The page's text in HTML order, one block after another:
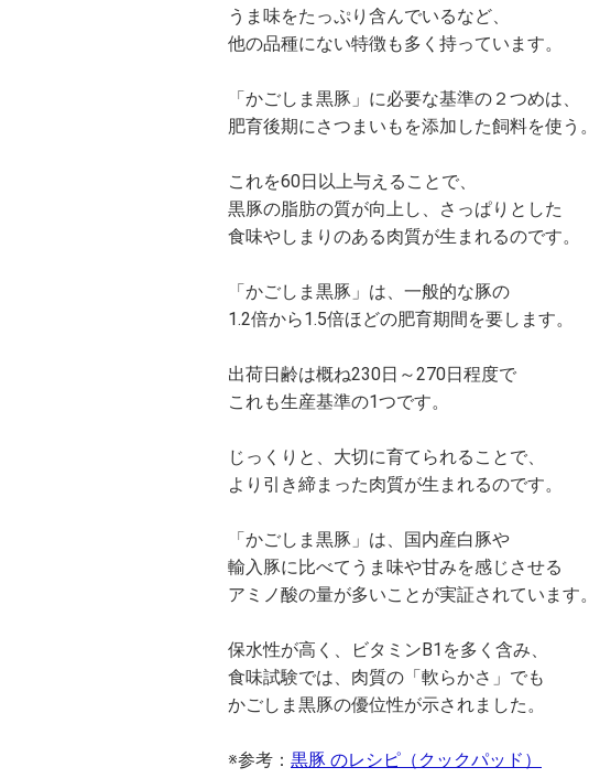
うま味をたっぷり含んでいるなど、
他の品種にない特徴も多く持っています。
「かごしま黒豚」に必要な基準の２つめは、
肥育後期にさつまいもを添加した飼料を使う。
これを60日以上与えることで、
黒豚の脂肪の質が向上し、さっぱりとした
食味やしまりのある肉質が生まれるのです。
「かごしま黒豚」は、一般的な豚の
1.2倍から1.5倍ほどの肥育期間を要します。
出荷日齢は概ね230日～270日程度で
これも生産基準の1つです。
じっくりと、大切に育てられることで、
より引き締まった肉質が生まれるのです。
「かごしま黒豚」は、国内産白豚や
輸入豚に比べてうま味や甘みを感じさせる
アミノ酸の量が多いことが実証されています。
保水性が高く、ビタミンB1を多く含み、
食味試験では、肉質の「軟らかさ」でも
かごしま黒豚の優位性が示されました。
※参考： 黒豚 のレシピ（クックパッド）